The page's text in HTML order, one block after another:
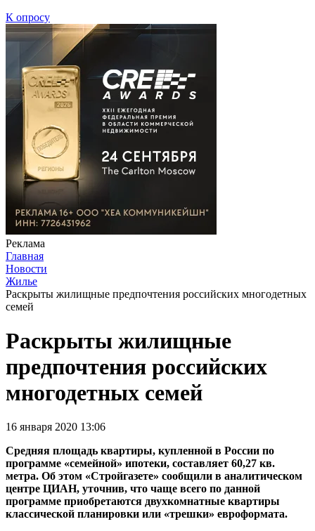
К опросу
Реклама
Главная
Новости
Жилье
Раскрыты жилищные предпочтения российских многодетных
семей
Раскрыты жилищные
предпочтения российских
многодетных семей
16 января 2020 13:06
Средняя площадь квартиры, купленной в России по
программе «семейной» ипотеки, составляет 60,27 кв.
метра. Об этом «Стройгазете» сообщили в аналитическом
центре ЦИАН, уточнив, что чаще всего по данной
программе приобретаются двухкомнатные квартиры
классической планировки или «трешки» евроформата.